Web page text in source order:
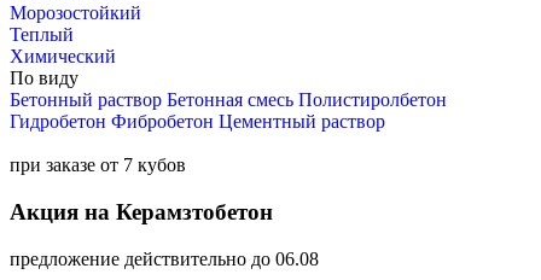
Морозостойкий
Теплый
Химический
По виду
Бетонный раствор Бетонная смесь Полистиролбетон
Гидробетон Фибробетон Цементный раствор
при заказе от 7 кубов
Акция на Керамзтобетон
предложение действительно до 06.08